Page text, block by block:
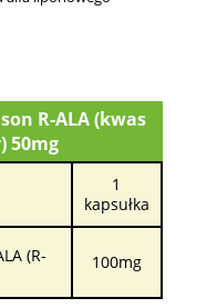
R-ALA (kwas
50mg
1
kapsułka
(R-
100mg